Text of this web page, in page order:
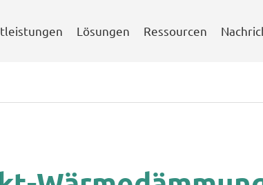
Lösungen Ressourcen